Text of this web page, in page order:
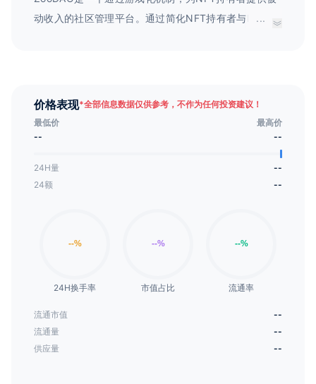
动收入的社区管理平台。通过简化NFT持有者与DeFi工
...
价格表现*全部信息数据仅供参考，不作为任何投资建议！
最低价
最高价
--
--
24H量
--
24额
--
24H换手率 市值占比 流通率
流通市值
--
流通量
--
供应量
--